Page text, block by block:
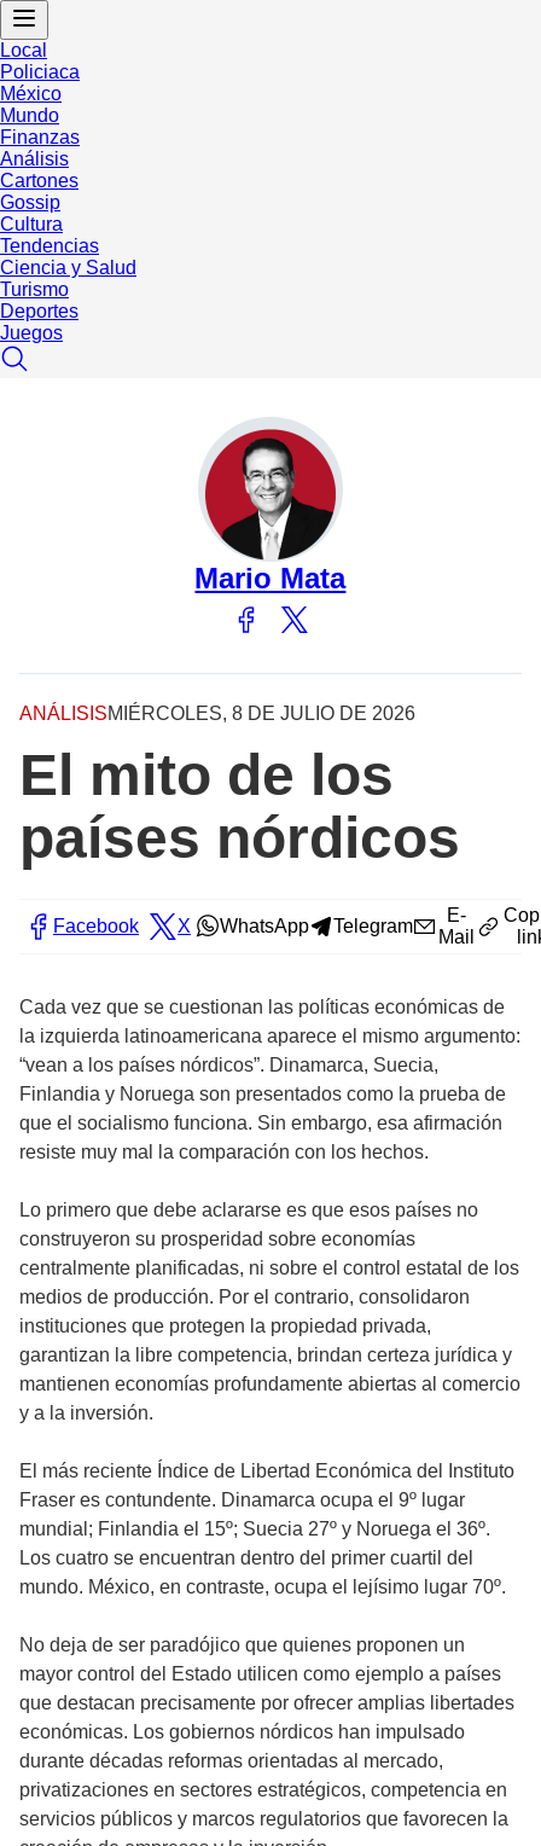
Local
Policiaca
México
Mundo
Finanzas
Análisis
Cartones
Gossip
Cultura
Tendencias
Ciencia y Salud
Turismo
Deportes
Juegos
Mario Mata
ANÁLISISMIÉRCOLES, 8 DE JULIO DE 2026
El mito de los
países nórdicos
Facebook X WhatsApp Telegram
E-
Mail
Cada vez que se cuestionan las políticas económicas de
la izquierda latinoamericana aparece el mismo argumento:
“vean a los países nórdicos”. Dinamarca, Suecia,
Finlandia y Noruega son presentados como la prueba de
que el socialismo funciona. Sin embargo, esa afirmación
resiste muy mal la comparación con los hechos.
Lo primero que debe aclararse es que esos países no
construyeron su prosperidad sobre economías
centralmente planificadas, ni sobre el control estatal de los
medios de producción. Por el contrario, consolidaron
instituciones que protegen la propiedad privada,
garantizan la libre competencia, brindan certeza jurídica y
mantienen economías profundamente abiertas al comercio
y a la inversión.
El más reciente Índice de Libertad Económica del Instituto
Fraser es contundente. Dinamarca ocupa el 9º lugar
mundial; Finlandia el 15º; Suecia 27º y Noruega el 36º.
Los cuatro se encuentran dentro del primer cuartil del
mundo. México, en contraste, ocupa el lejísimo lugar 70º.
No deja de ser paradójico que quienes proponen un
mayor control del Estado utilicen como ejemplo a países
que destacan precisamente por ofrecer amplias libertades
económicas. Los gobiernos nórdicos han impulsado
durante décadas reformas orientadas al mercado,
privatizaciones en sectores estratégicos, competencia en
servicios públicos y marcos regulatorios que favorecen la